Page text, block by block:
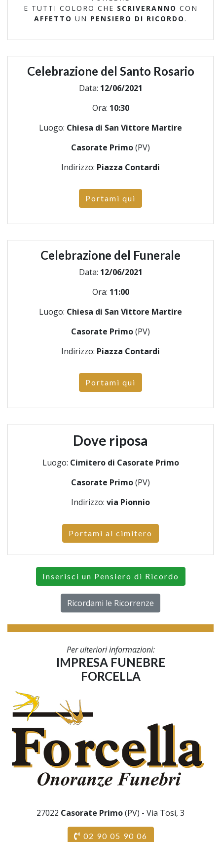
E TUTTI COLORO CHE SCRIVERANNO CON
AFFETTO UN PENSIERO DI RICORDO .
Celebrazione del Santo Rosario
Data: 12/06/2021
Ora: 10:30
Luogo: Chiesa di San Vittore Martire
Casorate Primo(PV)
Indirizzo: Piazza Contardi
Portami qui
Celebrazione del Funerale
Data: 12/06/2021
Ora: 11:00
Luogo: Chiesa di San Vittore Martire
Casorate Primo(PV)
Indirizzo: Piazza Contardi
Portami qui
Dove riposa
Luogo: Cimitero di Casorate Primo
Casorate Primo(PV)
Indirizzo: via Pionnio
Portami al cimitero
Inserisci un Pensiero di Ricordo
Ricordami le Ricorrenze
Per ulteriori informazioni:
IMPRESA FUNEBRE
FORCELLA
27022 Casorate Primo(PV) - Via Tosi, 3
02 90 05 90 06